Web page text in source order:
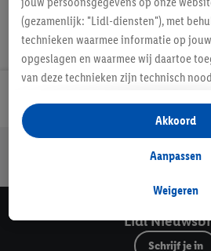
Veilig winkelen
Lidl
Schrijf je in
(gezamenlijk: "Lidl-diensten"), met
technieken waarmee informatie op
opgeslagen en waarmee wij daartoe
van deze technieken zijn technisch
opslaan van voorkeursinstellingen, het
analyseren van statistieken of voor het
gepersonaliseerde reclame binnen en
gegevens over jouw aankoopgedrag in
Als je hier toestemming geeft aan ons
van reclame en als je vervolgens een
Weigeren
Aanpassen
Akkoord